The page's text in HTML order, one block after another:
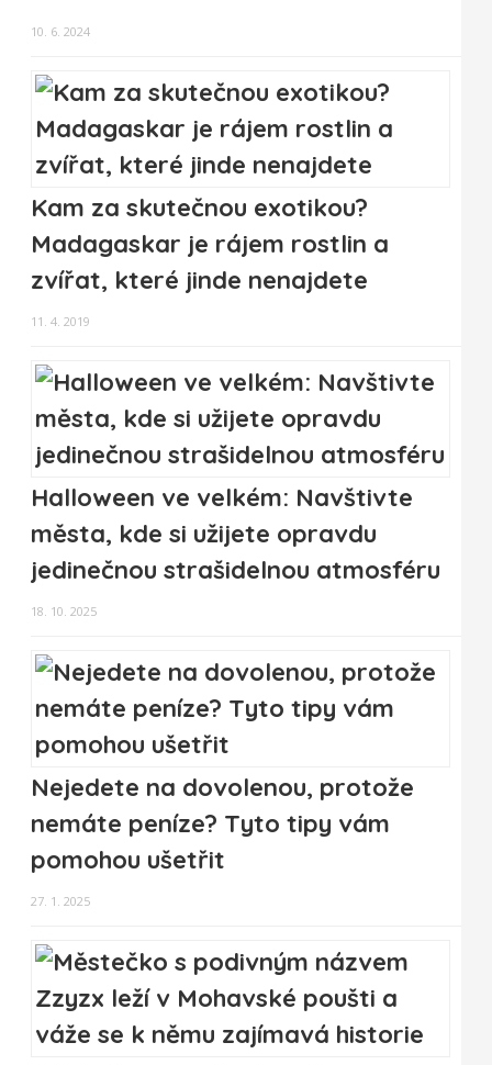
10. 6. 2024
Kam za skutečnou exotikou?
Madagaskar je rájem rostlin a
zvířat, které jinde nenajdete
11. 4. 2019
Halloween ve velkém: Navštivte
města, kde si užijete opravdu
jedinečnou strašidelnou atmosféru
18. 10. 2025
Nejedete na dovolenou, protože
nemáte peníze? Tyto tipy vám
pomohou ušetřit
27. 1. 2025